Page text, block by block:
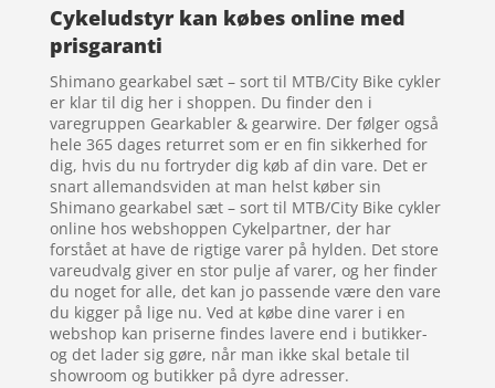
Cykeludstyr kan købes online med
prisgaranti
Shimano gearkabel sæt – sort til MTB/City Bike cykler
er klar til dig her i shoppen. Du finder den i
varegruppen Gearkabler & gearwire. Der følger også
hele 365 dages returret som er en fin sikkerhed for
dig, hvis du nu fortryder dig køb af din vare. Det er
snart allemandsviden at man helst køber sin
Shimano gearkabel sæt – sort til MTB/City Bike cykler
online hos webshoppen Cykelpartner, der har
forstået at have de rigtige varer på hylden. Det store
vareudvalg giver en stor pulje af varer, og her finder
du noget for alle, det kan jo passende være den vare
du kigger på lige nu. Ved at købe dine varer i en
webshop kan priserne findes lavere end i butikker-
og det lader sig gøre, når man ikke skal betale til
showroom og butikker på dyre adresser.